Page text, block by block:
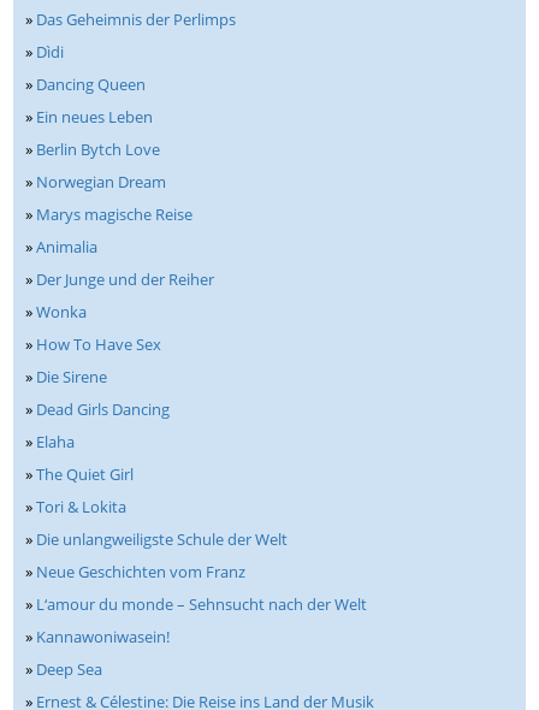
» Das Geheimnis der Perlimps
» Dìdi
» Dancing Queen
» Ein neues Leben
» Berlin Bytch Love
» Norwegian Dream
» Marys magische Reise
»Animalia
» Der Junge und der Reiher
»Wonka
» How To Have Sex
» Die Sirene
» Dead Girls Dancing
» Elaha
»The Quiet Girl
»Tori & Lokita
» Die unlangweiligste Schule der Welt
» Neue Geschichten vom Franz
» L‘amour du monde – Sehnsucht nach der Welt
» Kannawoniwasein!
» Deep Sea
» Ernest & Célestine: Die Reise ins Land der Musik